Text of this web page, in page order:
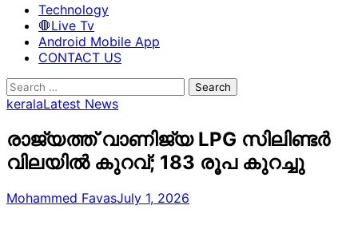
Technology
🛑Live Tv
Android Mobile App
CONTACT US
Search
for:
keralaLatest News
രാജ്യത്ത് വാണിജ്യ LPG സിലിണ്ടർ
വിലയിൽ കുറവ്; 183 രൂപ കുറച്ചു
Mohammed FavasJuly 1, 2026